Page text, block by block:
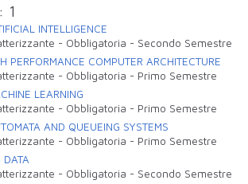
1
INTELLIGENCE
- Obbligatoria - Secondo Semestre
PERFORMANCE COMPUTER ARCHITECTURE
- Obbligatoria - Primo Semestre
LEARNING
- Obbligatoria - Primo Semestre
AND QUEUEING SYSTEMS
- Obbligatoria - Primo Semestre
- Obbligatoria - Secondo Semestre